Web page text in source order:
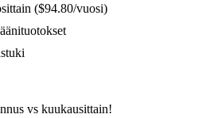
($94.80/vuosi)
vs kuukausittain!